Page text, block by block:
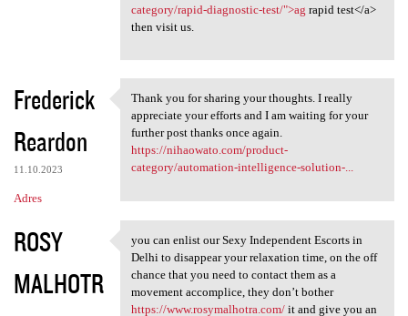
category/rapid-diagnostic-test/">ag rapid test</a>
then visit us.
Frederick
Reardon
11.10.2023
Adres
Thank you for sharing your
Thank you for sharing your thoughts. I really
appreciate your efforts and I am waiting for your
further post thanks once again.
https://nihaowato.com/product-
category/automation-intelligence-solution-...
ROSY
MALHOTR
you can enlist our Sexy
you can enlist our Sexy Independent Escorts in
Delhi to disappear your relaxation time, on the off
chance that you need to contact them as a
movement accomplice, they don’t bother
https://www.rosymalhotra.com/it and give you an